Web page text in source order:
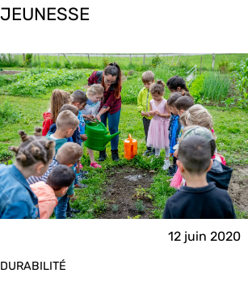
JEUNESSE
12 juin 2020
DURABILITÉ